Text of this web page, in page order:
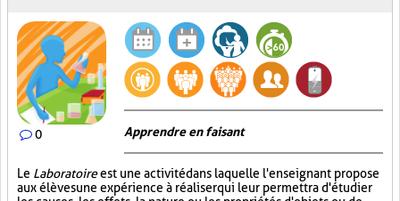
0 Apprendre en faisant
Le Laboratoireest une activité dans laquelle l'enseignant propose
aux élèves une expérience à réaliser qui leur permettra d'étudier